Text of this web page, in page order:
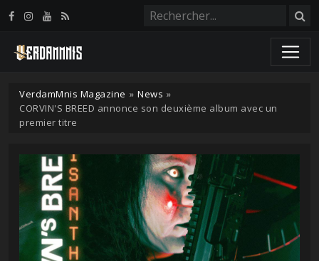
VerdamMnis Magazine » News »
CORVIN'S BREED annonce son deuxième album avec un
premier titre
Panneau de gestion des cookies